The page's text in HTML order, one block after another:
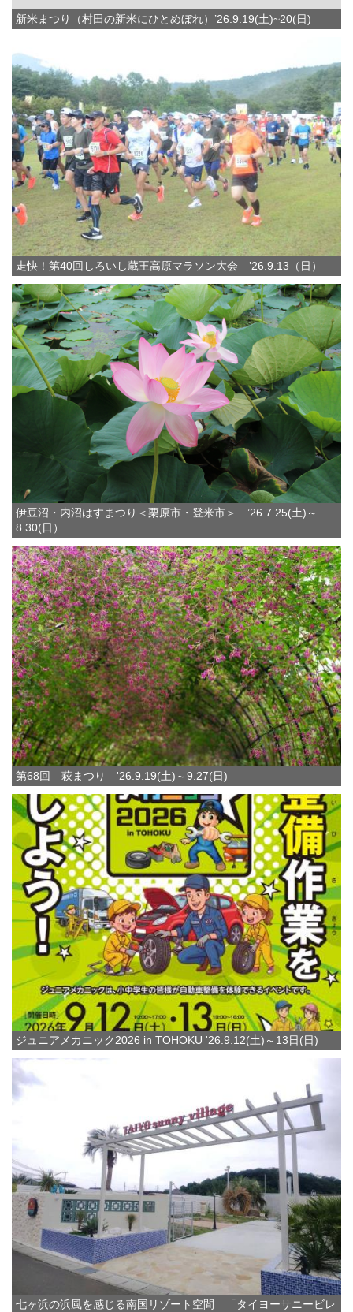
新米まつり（村田の新米にひとめぼれ）’26.9.19(土)~20(日)
走快！第40回しろいし蔵王高原マラソン大会 ’26.9.13（日）
伊豆沼・内沼はすまつり＜栗原市・登米市＞ ’26.7.25(土)～
8.30(日）
第68回 萩まつり '26.9.19(土)～9.27(日)
ジュニアメカニック2026 in TOHOKU '26.9.12(土)～13日(日)
七ヶ浜の浜風を感じる南国リゾート空間 「タイヨーサニービレ